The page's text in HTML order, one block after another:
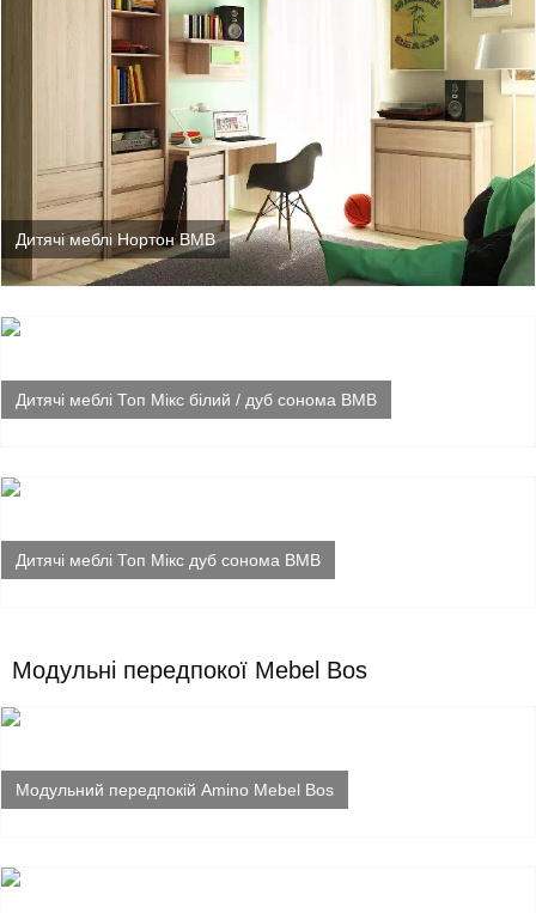
Дитячі меблі Нортон ВМВ
Дитячі меблі Топ Мікс білий / дуб сонома ВМВ
Дитячі меблі Топ Мікс дуб сонома ВМВ
Модульні передпокої Mebel Bos
Модульний передпокій Amino Mebel Bos